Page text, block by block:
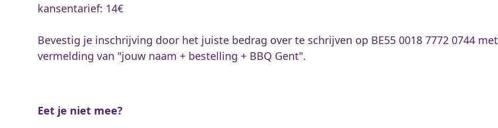
kansentarief: 14€
Bevestig je inschrijving door het juiste bedrag over te schrijven op BE55 0018 7772 0744 met
vermelding van "jouw naam + bestelling + BBQ Gent".
Eet je niet mee?